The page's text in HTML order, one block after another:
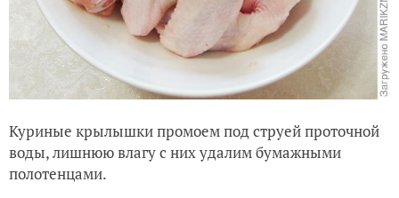
Куриные крылышки промоем под струей проточной
воды, лишнюю влагу с них удалим бумажными
полотенцами.